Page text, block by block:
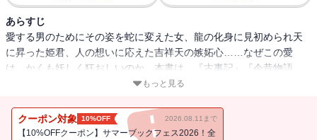
あらすじ
愛する男のためにその姿を蛇に変えた女、龍の化身に見初められ天
に昇った姫君、人の想いに応えた吉祥天の嫉妬心……なぜこの愛
は、かくも妖しく狂おしいのか。本書は、『古事記』『今昔物語
集』『日本霊異記』など、日本の古典を彩った、神々や妖異が人と
もっと見る
クーポン対象 10%OFF 2026.08.11まで
【10%OFFクーポン】サマーブックフェス2026！全